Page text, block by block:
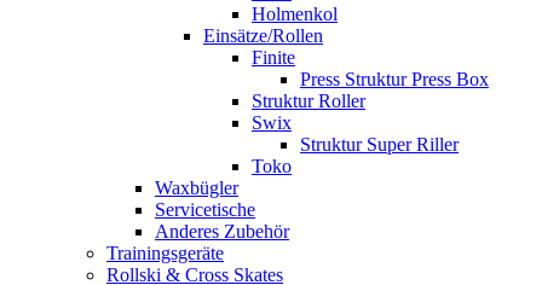
Holmenkol
Einsätze/Rollen
Finite
Press Struktur Press Box
Struktur Roller
Swix
Struktur Super Riller
Toko
Waxbügler
Servicetische
Anderes Zubehör
Trainingsgeräte
Rollski & Cross Skates